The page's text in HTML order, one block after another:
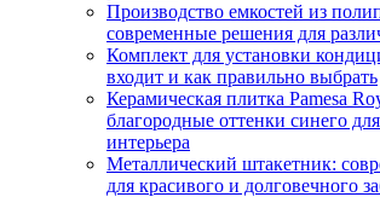
Производство емкостей из
современные решения для
Комплект для установки
входит и как правильно выбрать
Керамическая плитка Pamesa
благородные оттенки синего
интерьера
Металлический штакетник:
для красивого и долговечного